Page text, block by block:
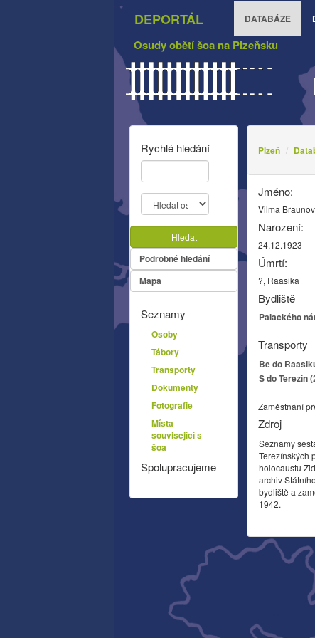
DEPORTÁL DATABÁZE
Osudy obětí šoa na Plzeňsku
Plzeň
Jméno:
Vilma
Narození:
24.12.1923
Úmrtí:
?, Raasika
Bydliště
Palackého
Transporty
Be do
S do Terezín
Zaměstnání
Zdroj
Seznamy
Terezínských
holocaustu
archiv
bydliště a
1942.
Rychlé hledání
Hledat
Podrobné hledání
Mapa
Seznamy
Osoby
Tábory
Transporty
Dokumenty
Fotografie
Místa
související s
šoa
Spolupracujeme